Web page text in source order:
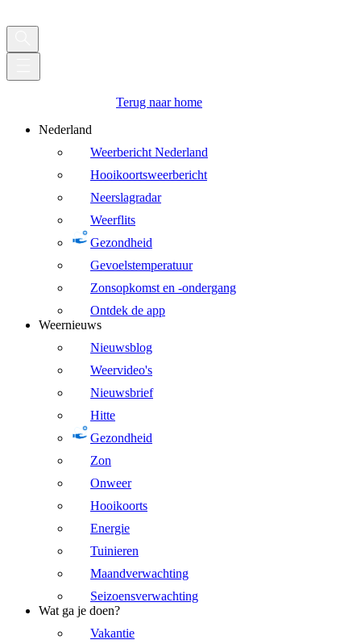
Terug naar home
Nederland
Weerbericht Nederland
Hooikoortsweerbericht
Neerslagradar
Weerflits
Gezondheid
Gevoelstemperatuur
Zonsopkomst en -ondergang
Ontdek de app
Weernieuws
Nieuwsblog
Weervideo's
Nieuwsbrief
Hitte
Gezondheid
Zon
Onweer
Hooikoorts
Energie
Tuinieren
Maandverwachting
Seizoensverwachting
Wat ga je doen?
Vakantie